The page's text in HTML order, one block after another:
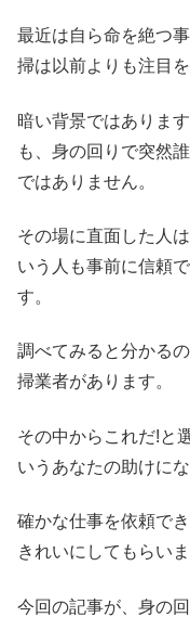
最近は自ら命を絶つ
掃は以前よりも注目
暗い背景ではありま
も、身の回りで突然
ではありません。
その場に直面した人
いう人も事前に信頼
す。
調べてみると分かる
掃業者があります。
その中からこれだ!と
いうあなたの助けに
確かな仕事を依頼で
きれいにしてもらいま
今回の記事が、身の